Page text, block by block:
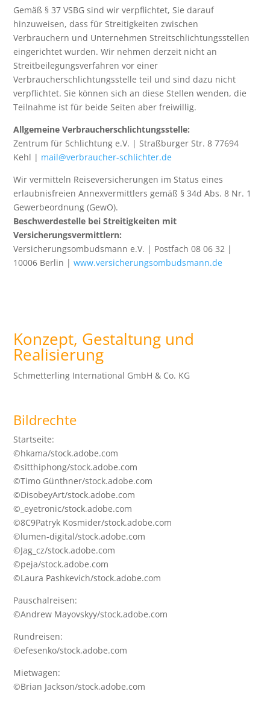
Gemäß § 37 VSBG sind wir verpflichtet, Sie darauf
hinzuweisen, dass für Streitigkeiten zwischen
Verbrauchern und Unternehmen Streitschlichtungsstellen
eingerichtet wurden. Wir nehmen derzeit nicht an
Streitbeilegungsverfahren vor einer
Verbraucherschlichtungsstelle teil und sind dazu nicht
verpflichtet. Sie können sich an diese Stellen wenden, die
Teilnahme ist für beide Seiten aber freiwillig.
Allgemeine Verbraucherschlichtungsstelle:
Zentrum für Schlichtung e.V. | Straßburger Str. 8 77694
Kehl | mail@verbraucher-schlichter.de
Wir vermitteln Reiseversicherungen im Status eines
erlaubnisfreien Annexvermittlers gemäß § 34d Abs. 8 Nr. 1
Gewerbeordnung (GewO).
Beschwerdestelle bei Streitigkeiten mit
Versicherungsvermittlern:
Versicherungsombudsmann e.V. | Postfach 08 06 32 |
10006 Berlin |www.versicherungsombudsmann.de
Konzept, Gestaltung und
Realisierung
Schmetterling International GmbH & Co. KG
Bildrechte
Startseite:
©hkama/stock.adobe.com
©sitthiphong/stock.adobe.com
©Timo Günthner/stock.adobe.com
©DisobeyArt/stock.adobe.com
©_eyetronic/stock.adobe.com
©8C9Patryk Kosmider/stock.adobe.com
©lumen-digital/stock.adobe.com
©Jag_cz/stock.adobe.com
©peja/stock.adobe.com
©Laura Pashkevich/stock.adobe.com
Pauschalreisen:
©Andrew Mayovskyy/stock.adobe.com
Rundreisen:
©efesenko/stock.adobe.com
Mietwagen:
©Brian Jackson/stock.adobe.com